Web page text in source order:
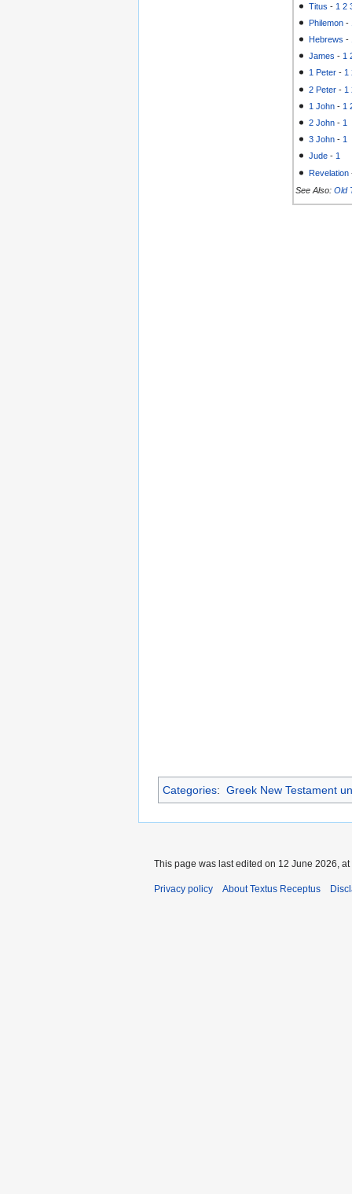
Titus - 1 2
Philemon -
Hebrews -
James - 1
1 Peter -1
2 Peter - 1
1 John - 1
2 John - 1
3 John - 1
Jude -1
Revelation
See Also: Old
Categories: Greek New Testament
This page was last edited on 12 June 2026, at
Privacy policy About Textus Receptus